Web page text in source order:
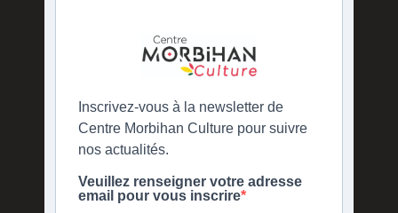
Inscrivez-vous à la newsletter de
Centre Morbihan Culture pour suivre
nos actualités.
Veuillez renseigner votre adresse
email pour vous inscrire